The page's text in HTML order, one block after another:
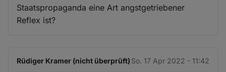
Staatspropaganda eine Art angstgetriebener
Reflex ist?
Rüdiger Kramer (nicht überprüft) So. 17 Apr 2022 - 11:42